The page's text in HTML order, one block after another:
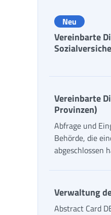
Neu
Vereinbarte
Vereinbarte
Provinzen)
Abfrage und
Behörde, die
abgeschlossen
Verwaltung
Abstract Card